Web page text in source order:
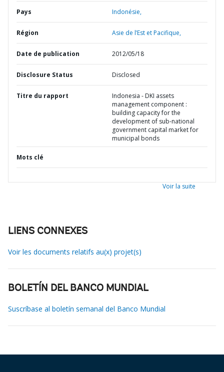
Pays Indonésie,
Région Asie de l’Est et Pacifique,
Date de publication 2012/05/18
Disclosure Status Disclosed
Titre du rapport
Indonesia - DKI assets
management component :
building capacity for the
development of sub-national
government capital market for
municipal bonds
Mots clé
Voir la suite
LIENS CONNEXES
Voir les documents relatifs au(x) projet(s)
BOLETÍN DEL BANCO MUNDIAL
Suscríbase al boletín semanal del Banco Mundial